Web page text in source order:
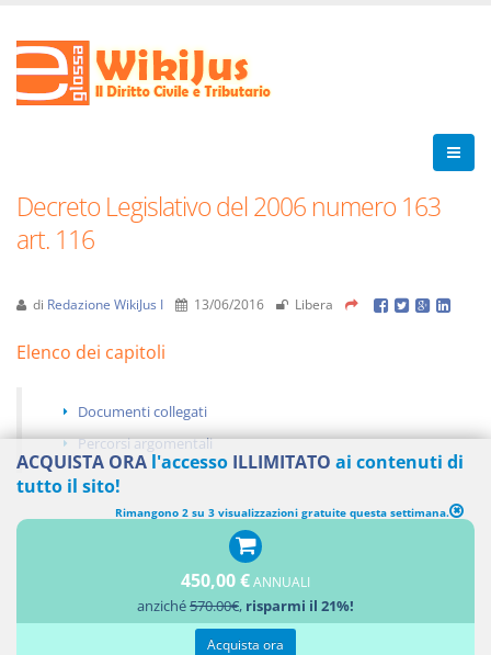
Decreto Legislativo del 2006 numero 163
art. 116
di Redazione WikiJus I 13/06/2016 Libera
Elenco dei capitoli
Documenti collegati
Percorsi argomentali
(abrogato) VICENDE SOGGETTIVE DELL'ESECUTORE DEL
(articoli 10, comma 1-ter, 35 e 36, legge n. 109/1994)
ACQUISTA ORA l'accesso ILLIMITATO ai contenuti di
tutto il sito!
Rimangono 2 su 3 visualizzazioni gratuite questa settimana.
450,00 €ANNUALI
anziché570.00€, risparmi il 21%!
Acquista ora